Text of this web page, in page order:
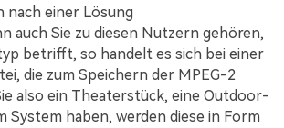
nach einer Lösung
auch Sie zu diesen Nutzern gehören,
betrifft, so handelt es sich bei einer
die zum Speichern der MPEG-2
also ein Theaterstück, eine Outdoor-
haben, werden diese in Form